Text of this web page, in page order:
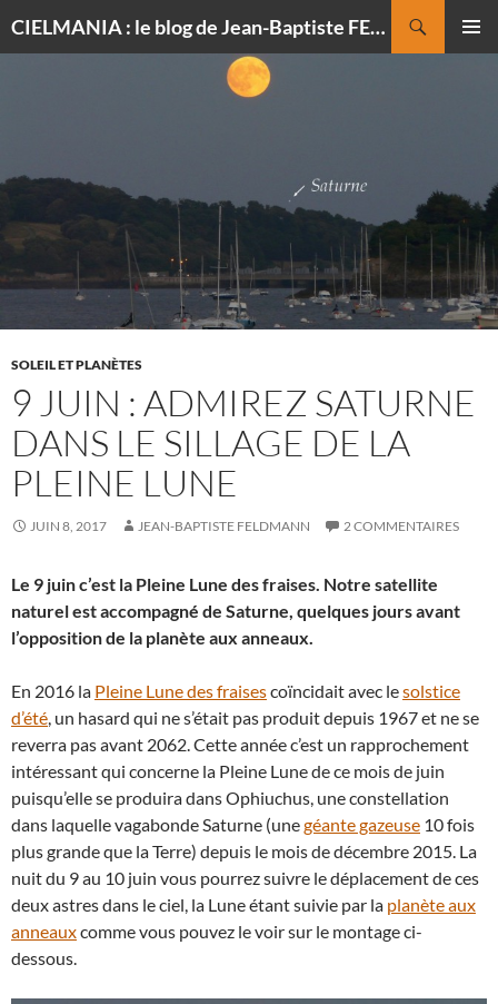
CIELMANIA : le blog de Jean-Baptiste FELDMANN, photographe du ciel
SOLEIL ET PLANÈTES
9 JUIN : ADMIREZ SATURNE
DANS LE SILLAGE DE LA
PLEINE LUNE
JUIN 8, 2017 JEAN-BAPTISTE FELDMANN 2 COMMENTAIRES
Le 9 juin c’est la Pleine Lune des fraises. Notre satellite
naturel est accompagné de Saturne, quelques jours avant
l’opposition de la planète aux anneaux.
En 2016 la Pleine Lune des fraisescoïncidait avec lesolstice
d’été, un hasard qui ne s’était pas produit depuis 1967 et ne se
reverra pas avant 2062. Cette année c’est un rapprochement
intéressant qui concerne la Pleine Lune de ce mois de juin
puisqu’elle se produira dans Ophiuchus, une constellation
dans laquelle vagabonde Saturne (unegéante gazeuse 10 fois
plus grande que la Terre) depuis le mois de décembre 2015. La
nuit du 9 au 10 juin vous pourrez suivre le déplacement de ces
deux astres dans le ciel, la Lune étant suivie par la planète aux
anneauxcomme vous pouvez le voir sur le montage ci-
dessous.